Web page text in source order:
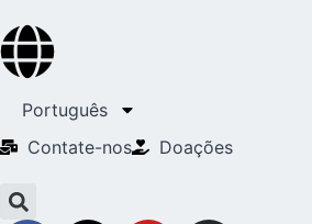
Português
Contate-nos
Doações